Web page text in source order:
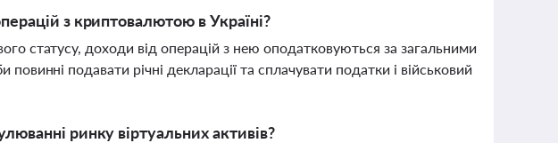
з криптовалютою в Україні?
статусу, доходи від операцій з нею оподатковуються за загальними
подавати річні декларації та сплачувати податки і військовий
ринку віртуальних активів?